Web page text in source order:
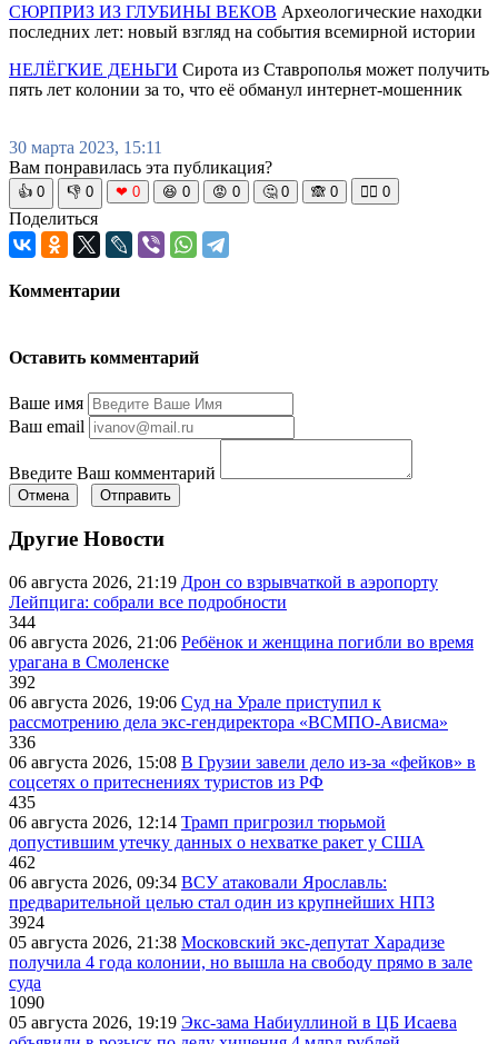
СЮРПРИЗ ИЗ ГЛУБИНЫ ВЕКОВ Археологические находки
последних лет: новый взгляд на события всемирной истории
НЕЛЁГКИЕ ДЕНЬГИ Сирота из Ставрополья может получить
пять лет колонии за то, что её обманул интернет-мошенник
30 марта 2023, 15:11
Вам понравилась эта публикация?
👍 0 👎 0 ❤ 0 😆 0 😡 0 🤔 0 🙈 0 🧘‍♀️ 0
Поделиться
Комментарии
Оставить комментарий
Ваше имя
Ваш email
Введите Ваш комментарий
Отмена Отправить
Другие Новости
06 августа 2026, 21:19 Дрон со взрывчаткой в аэропорту
Лейпцига: собрали все подробности
344
06 августа 2026, 21:06 Ребёнок и женщина погибли во время
урагана в Смоленске
392
06 августа 2026, 19:06 Суд на Урале приступил к
рассмотрению дела экс-гендиректора «ВСМПО-Ависма»
336
06 августа 2026, 15:08 В Грузии завели дело из-за «фейков» в
соцсетях о притеснениях туристов из РФ
435
06 августа 2026, 12:14 Трамп пригрозил тюрьмой
допустившим утечку данных о нехватке ракет у США
462
06 августа 2026, 09:34 ВСУ атаковали Ярославль:
предварительной целью стал один из крупнейших НПЗ
3924
05 августа 2026, 21:38 Московский экс-депутат Харадизе
получила 4 года колонии, но вышла на свободу прямо в зале
суда
1090
05 августа 2026, 19:19 Экс-зама Набиуллиной в ЦБ Исаева